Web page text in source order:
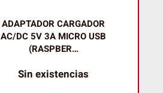
ADAPTADOR CARGADOR
AC/DC 5V 3A MICRO USB
(RASPBER…
Sin existencias